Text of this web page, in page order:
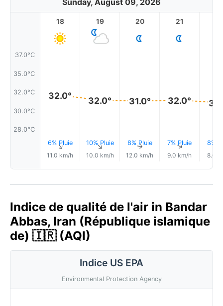
Sunday, August 09, 2026
37.0°C
35.0°C
32.0°C
30.0°C
28.0°C
18
32.0°
6% Pluie
↑
11.0 km/h
19
32.0°
10% Pluie
↑
10.0 km/h
20
31.0°
8% Pluie
↑
12.0 km/h
21
32.0°
7% Pluie
↑
9.0 km/h
8%
8.0
Indice de qualité de l'air in Bandar
Abbas, Iran (République islamique
de) 🇮🇷 (AQI)
Indice US EPA
Environmental Protection Agency